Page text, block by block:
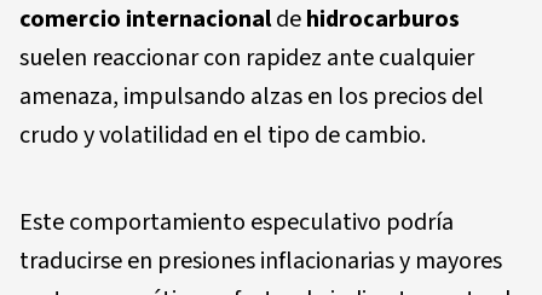
comercio internacionaldehidrocarburos
suelen reaccionar con rapidez ante cualquier
amenaza, impulsando alzas en los precios del
crudo y volatilidad en el tipo de cambio.
Este comportamiento especulativo podría
traducirse en presiones inflacionarias y mayores